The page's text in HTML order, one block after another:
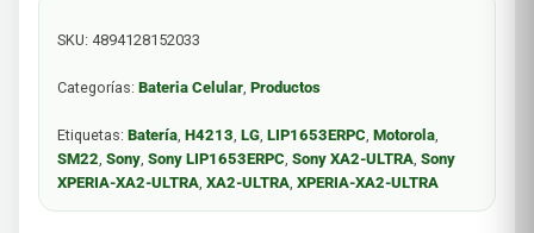
SKU: 4894128152033
Categorías: Bateria Celular, Productos
Etiquetas: Batería, H4213, LG, LIP1653ERPC, Motorola,
SM22, Sony, Sony LIP1653ERPC, Sony XA2-ULTRA, Sony
XPERIA-XA2-ULTRA, XA2-ULTRA, XPERIA-XA2-ULTRA